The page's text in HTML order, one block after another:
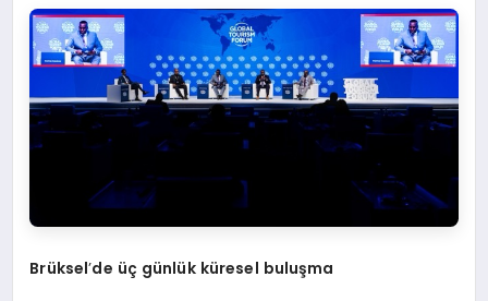
Brüksel’de üç günlük küresel buluşma